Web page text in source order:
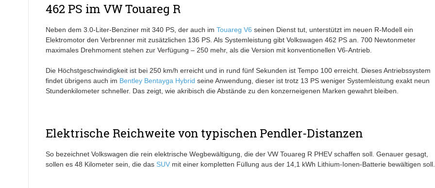
462 PS im VW Touareg R
Neben dem 3.0-Liter-Benziner mit 340 PS, der auch im Touareg V6 seinen Dienst tut, unterstützt im neuen R-Modell ein
Elektromotor den Verbrenner mit zusätzlichen 136 PS. Als Systemleistung gibt Volkswagen 462 PS an. 700 Newtonmeter
maximales Drehmoment stehen zur Verfügung – 250 mehr, als die Version mit konventionellen V6-Antrieb.
Die Höchstgeschwindigkeit ist bei 250 km/h erreicht und in rund fünf Sekunden ist Tempo 100 erreicht. Dieses Antriebssystem
findet übrigens auch im Bentley Bentayga Hybrid seine Anwendung, dieser ist trotz 13 PS weniger Systemleistung exakt neun
Stundenkilometer schneller. Das zeigt, wie akribisch die Abstände zu den konzerneigenen Marken gewahrt bleiben.
Elektrische Reichweite von typischen Pendler-Distanzen
So bezeichnet Volkswagen die rein elektrische Wegbewältigung, die der VW Touareg R PHEV schaffen soll. Genauer gesagt,
sollen es 48 Kilometer sein, die das SUVmit einer kompletten Füllung aus der 14,1 kWh Lithium-Ionen-Batterie bewältigen soll.